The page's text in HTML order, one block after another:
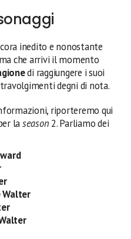
inedito e nonostante
che arrivi il momento
di raggiungere i suoi
degni di nota.
riporteremo qui
laseason2. Parliamo dei
Walter